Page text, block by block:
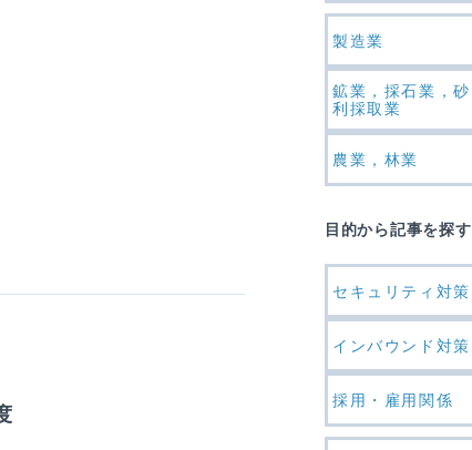
製造業
鉱業，採石業，砂
利採取業
農業，林業
目的から記事を探す
セキュリティ対策
インバウンド対策
採用・雇用関係